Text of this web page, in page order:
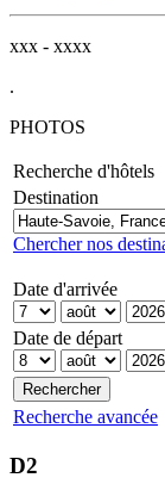
xxx - xxxx
.
PHOTOS
Recherche d'hôtels
Destination
Chercher nos
Date d'arrivée
Date de départ
Recherche avancée
D2